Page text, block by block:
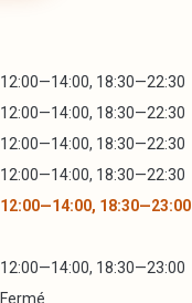
12:00—14:00, 18:30—22:30
12:00—14:00, 18:30—22:30
12:00—14:00, 18:30—22:30
12:00—14:00, 18:30—22:30
12:00—14:00, 18:30—23:00
12:00—14:00, 18:30—23:00
Fermé